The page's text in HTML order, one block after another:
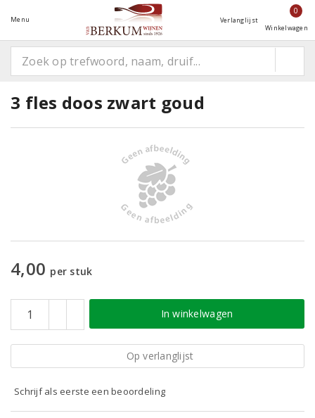
Menu Verlanglijst
0
Winkelwagen
3 fles doos zwart goud
4,00 per stuk
In winkelwagen
Op verlanglijst
Schrijf als eerste een beoordeling